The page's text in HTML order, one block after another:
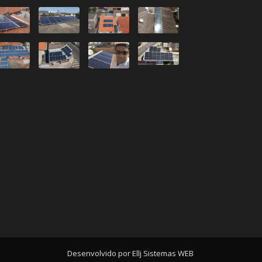
Desenvolvido por Ellj Sistemas WEB